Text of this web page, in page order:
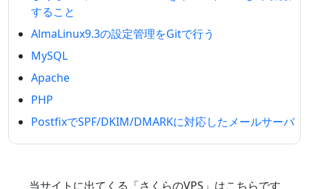
すること
AlmaLinux9.3の設定管理をGitで行う
MySQL
Apache
PHP
PostfixでSPF/DKIM/DMARKに対応したメールサーバ
当サイトに出てくる「さくらのVPS」はこちらです